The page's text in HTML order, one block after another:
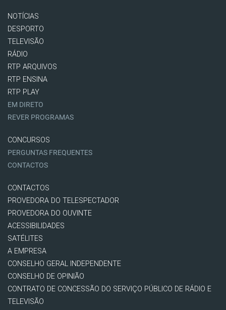
NOTÍCIAS
DESPORTO
TELEVISÃO
RÁDIO
RTP ARQUIVOS
RTP ENSINA
RTP PLAY
EM DIRETO
REVER PROGRAMAS
CONCURSOS
PERGUNTAS FREQUENTES
CONTACTOS
CONTACTOS
PROVEDORA DO TELESPECTADOR
PROVEDORA DO OUVINTE
ACESSIBILIDADES
SATÉLITES
A EMPRESA
CONSELHO GERAL INDEPENDENTE
CONSELHO DE OPINIÃO
CONTRATO DE CONCESSÃO DO SERVIÇO PÚBLICO DE RÁDIO E
TELEVISÃO